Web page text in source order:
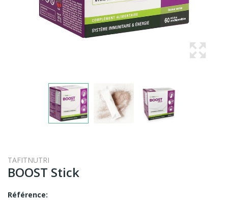
TAFITNUTRI
BOOST Stick
Référence: